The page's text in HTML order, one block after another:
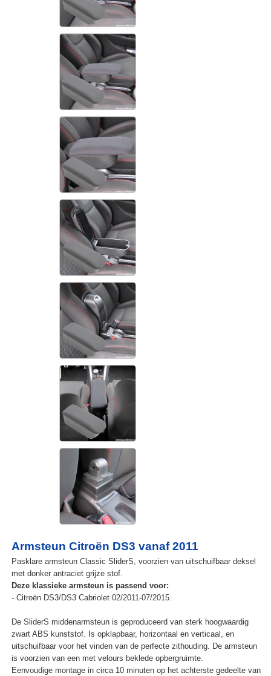
Armsteun Citroën DS3 vanaf 2011
Pasklare armsteun Classic SliderS, voorzien van uitschuifbaar deksel
met donker antraciet grijze stof.
Deze klassieke armsteun is passend voor:
- Citroën DS3/DS3 Cabriolet 02/2011-07/2015.
De SliderS middenarmsteun is geproduceerd van sterk hoogwaardig
zwart ABS kunststof. Is opklapbaar, horizontaal en verticaal, en
uitschuifbaar voor het vinden van de perfecte zithouding. De armsteun
is voorzien van een met velours beklede opbergruimte.
Eenvoudige montage in circa 10 minuten op het achterste gedeelte van